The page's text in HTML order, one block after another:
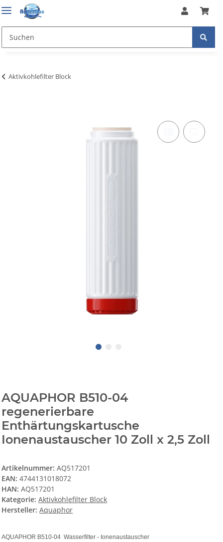
Aktivkohlefilter Block
AQUAPHOR B510-04
regenerierbare
Enthärtungskartusche
Ionenaustauscher 10 Zoll x 2,5 Zoll
Artikelnummer:AQ517201
EAN: 4744131018072
HAN: AQ517201
Kategorie:Aktivkohlefilter Block
Hersteller: Aquaphor
AQUAPHOR B510-04 Wasserfilter - Ionenaustauscher